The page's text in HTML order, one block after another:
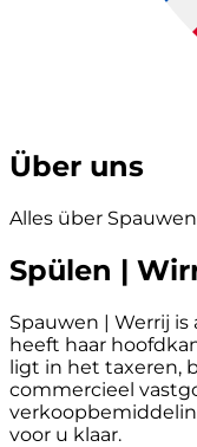
Über uns
Alles über
Spülen |
Spauwen | Werrij
heeft haar
ligt in het taxeren,
commercieel
voor u klaar.